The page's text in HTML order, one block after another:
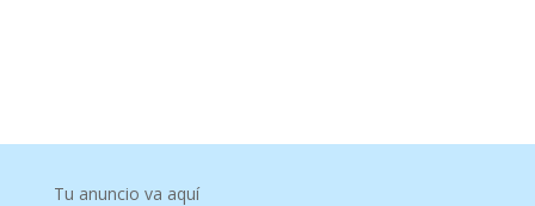
Tu anuncio va aquí